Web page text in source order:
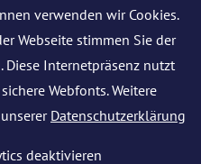
verwenden wir Cookies.
Webseite stimmen Sie der
Diese Internetpräsenz nutzt
Webfonts. Weitere
Datenschutzerklärung
deaktivieren